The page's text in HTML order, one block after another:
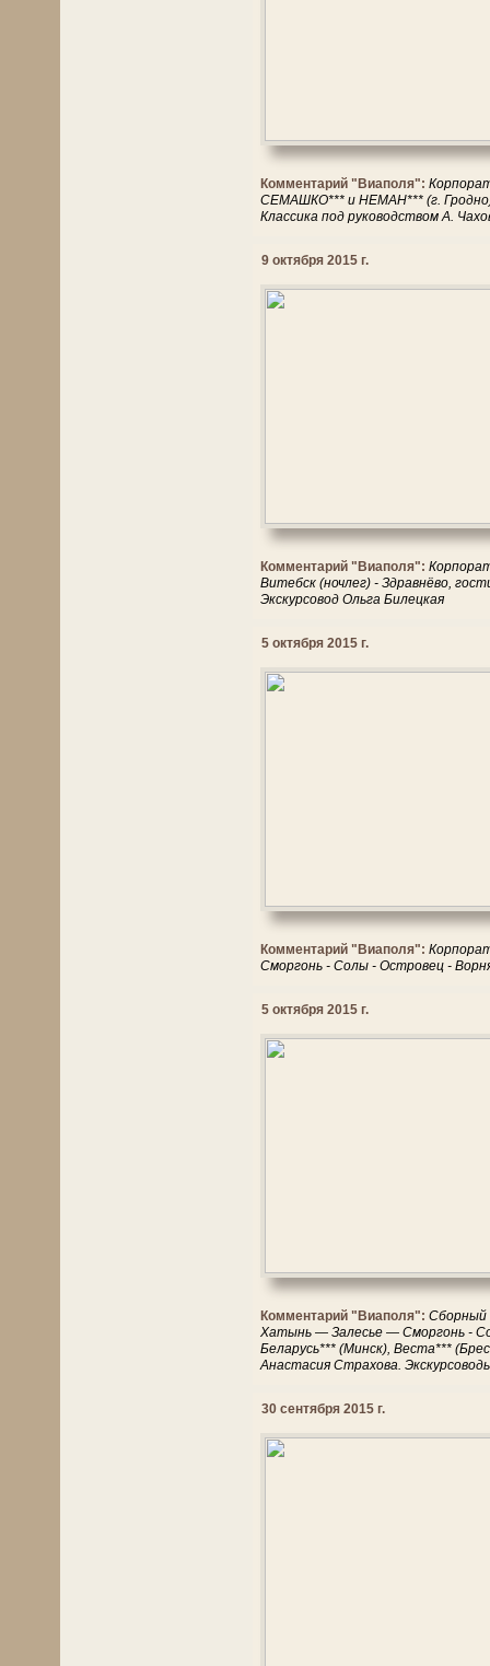
Комментарий "Виаполя":
СЕМАШКО*** и НЕМАН*** (г.
Классика под руководством А.
9 октября 2015 г.
Комментарий "Виаполя":
Витебск (ночлег) - Здравнёво,
Экскурсовод Ольга Билецкая
5 октября 2015 г.
Комментарий "Виаполя":
Сморгонь - Солы - Островец -
5 октября 2015 г.
Комментарий "Виаполя": Сборный
Хатынь — Залесье — Сморгонь -
Беларусь*** (Минск), Веста***
Анастасия Страхова.
30 сентября 2015 г.